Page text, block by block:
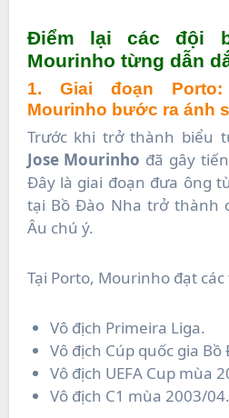
Điểm lại các đội
Mourinho từng dẫn
1. Giai đoạn
Mourinho bước ra ánh
Trước khi trở thành biểu
Jose Mourinho đã gây
Đây là giai đoạn đưa ông
tại Bồ Đào Nha trở thành
Âu chú ý.
Tại Porto, Mourinho đạt
Vô địch Primeira Liga.
Vô địch Cúp quốc gia
Vô địch UEFA Cup mùa
Vô địch C1 mùa 2003/04.